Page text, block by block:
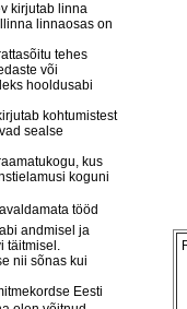
kirjutab linna
linnaosas on
tehes
või
hooldusabi
kohtumistest
sealse
kus
koguni
tööd
andmisel ja
täitmisel.
nii sõnas kui
Eesti